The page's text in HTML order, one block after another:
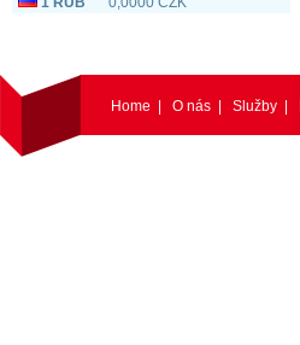
Home O nás Služby